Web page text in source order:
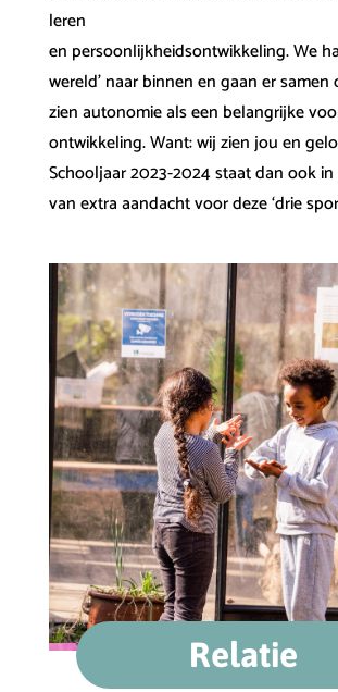
leren
en persoonlijkheidsontwikkeling. We
wereld’ naar binnen en gaan er samen
zien autonomie als een belangrijke
ontwikkeling. Want: wij zien jou en
Schooljaar 2023-2024 staat dan ook
van extra aandacht voor deze ‘drie
Relatie